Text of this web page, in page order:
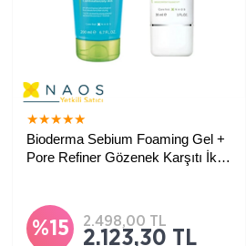
★★★★★
Bioderma Sebium Foaming Gel +
Pore Refiner Gözenek Karşıtı İkili
cildinizi arındırır ve gözenek
görünümünü azaltmaya yardımcı olur.
%15 2.123,30 TL
2.498,00 TL